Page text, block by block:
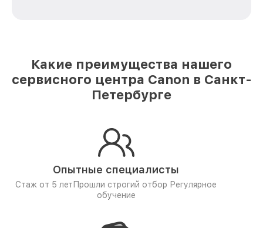
Какие преимущества нашего
сервисного центра Canon в Санкт-
Петербурге
Опытные специалисты
Стаж от 5 лет Прошли строгий отбор Регулярное
обучение